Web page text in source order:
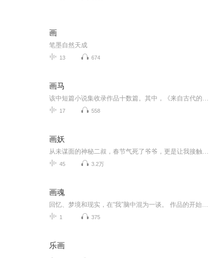
画
笔墨自然天成
13 674
画马
17 558
画妖
45 3.2万
画魂
1 375
乐画